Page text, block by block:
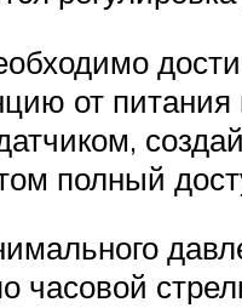
от
полный
часовой